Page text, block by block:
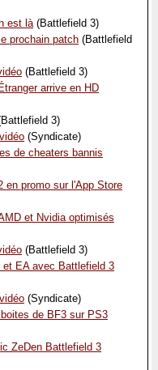
est là(Battlefield 3)
prochain patch (Battlefield
(Battlefield 3)
arrive en HD
3)
(Syndicate)
de cheaters bannis
en promo sur l'App Store
et Nvidia optimisés
(Battlefield 3)
et EA avec Battlefield 3
(Syndicate)
de BF3 sur PS3
ZeDen Battlefield 3